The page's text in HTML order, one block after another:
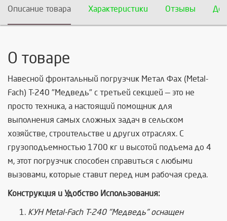
Описание товара Характеристики Отзывы
О товаре
Навесной фронтальный погрузчик Метал Фах (Metal-
Fach) Т-240 "Медведь" с третьей секцией — это не
просто техника, а настоящий помощник для
выполнения самых сложных задач в сельском
хозяйстве, строительстве и других отраслях. С
грузоподъемностью 1700 кг и высотой подъема до 4
м, этот погрузчик способен справиться с любыми
вызовами, которые ставит перед ним рабочая среда.
Конструкция и Удобство Использования:
КУН Metal-Fach Т-240 "Медведь" оснащен